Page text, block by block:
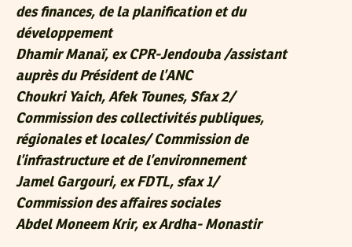
des finances, de la planification et du
développement
Dhamir Manaï, ex CPR-Jendouba /assistant
auprès du Président de l’ANC
Choukri Yaich, Afek Tounes, Sfax 2/
Commission des collectivités publiques,
régionales et locales/ Commission de
l’infrastructure et de l’environnement
Jamel Gargouri, ex FDTL, sfax 1/
Commission des affaires sociales
Abdel Moneem Krir, ex Ardha- Monastir